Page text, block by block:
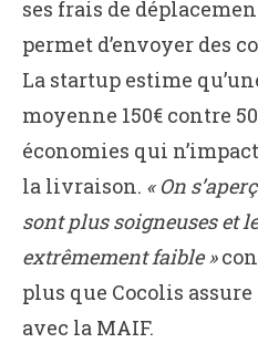
ses frais de
permet d’envoyer des
La startup estime
moyenne 150€ contre
économies qui
la livraison. « On
sont plus soigneuses et
extrêmement faible »
plus que Cocolis
avec la MAIF.